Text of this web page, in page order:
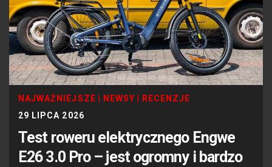
NAJWAŻNIEJSZE NEWSY
RECENZJE
29 LIPCA 2026
Test roweru elektrycznego Engwe
E26 3.0 Pro – jest ogromny i bardzo